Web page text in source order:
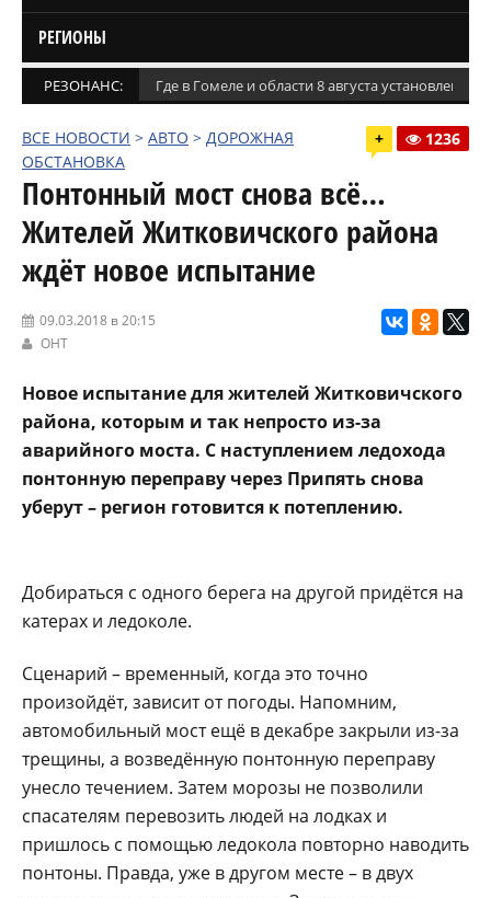
РЕГИОНЫ
РЕЗОНАНС: Где в Гомеле и области 8 августа установлены
ВСЕ НОВОСТИ > АВТО > ДОРОЖНАЯ
ОБСТАНОВКА
+ 1236
Понтонный мост снова всё…
Жителей Житковичского района
ждёт новое испытание
09.03.2018 в 20:15
ОНТ
Новое испытание для жителей Житковичского
района, которым и так непросто из-за
аварийного моста. С наступлением ледохода
понтонную переправу через Припять снова
уберут – регион готовится к потеплению.
Добираться с одного берега на другой придётся на
катерах и ледоколе.
Сценарий – временный, когда это точно
произойдёт, зависит от погоды. Напомним,
автомобильный мост ещё в декабре закрыли из-за
трещины, а возведённую понтонную переправу
унесло течением. Затем морозы не позволили
спасателям перевозить людей на лодках и
пришлось с помощью ледокола повторно наводить
понтоны. Правда, уже в другом месте – в двух